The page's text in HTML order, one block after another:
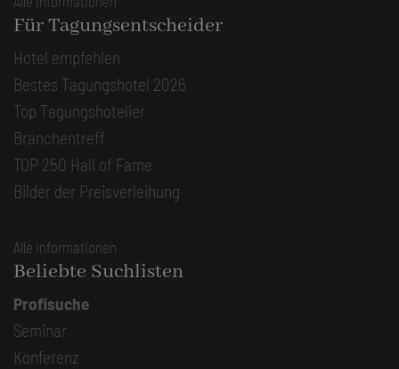
Für Tagungsentscheider
Hotel empfehlen
Bestes Tagungshotel 2026
Top Tagungshotelier
Branchentreff
TOP 250 Hall of Fame
Bilder der Preisverleihung
Alle Informationen
Beliebte Suchlisten
Profisuche
Seminar
Konferenz